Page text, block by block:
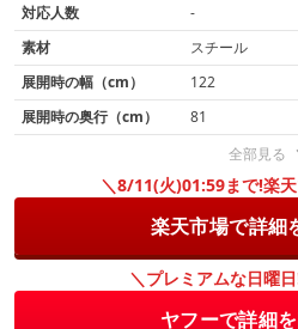
対応人数
-
素材
スチール
展開時の幅（cm）
122
展開時の奥行（cm）
81
全部見る
＼8/11(火)01:59まで!楽
楽天市場で詳細
＼プレミアムな日曜
ヤフーで詳細